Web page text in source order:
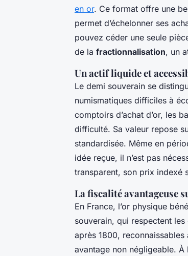
en or. Ce format offre une
permet d’échelonner ses
pouvez céder une seule
de la fractionnalisation, un
Un actif liquide et
Le demi souverain se
numismatiques difficiles à
comptoirs d’achat d’or, les
difficulté. Sa valeur repose
standardisée. Même en
idée reçue, il n’est pas
transparent, son prix indexé
La fiscalité avantageuse
En France, l’or physique
souverain, qui respectent
après 1800, reconnaissables
avantage non négligeable.